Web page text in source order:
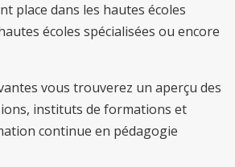
place dans les hautes écoles
écoles spécialisées ou encore
vous trouverez un aperçu des
instituts de formations et
continue en pédagogie